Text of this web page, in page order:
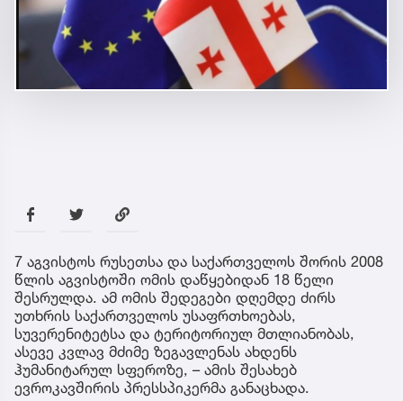
7 აგვისტოს რუსეთსა და საქართველოს შორის 2008
წლის აგვისტოში ომის დაწყებიდან 18 წელი
შესრულდა. ამ ომის შედეგები დღემდე ძირს
უთხრის საქართველოს უსაფრთხოებას,
სუვერენიტეტსა და ტერიტორიულ მთლიანობას,
ასევე კვლავ მძიმე ზეგავლენას ახდენს
ჰუმანიტარულ სფეროზე, – ამის შესახებ
ევროკავშირის პრესსპიკერმა განაცხადა.